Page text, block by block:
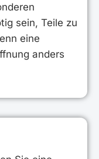
sein, Teile zu
eine
anders